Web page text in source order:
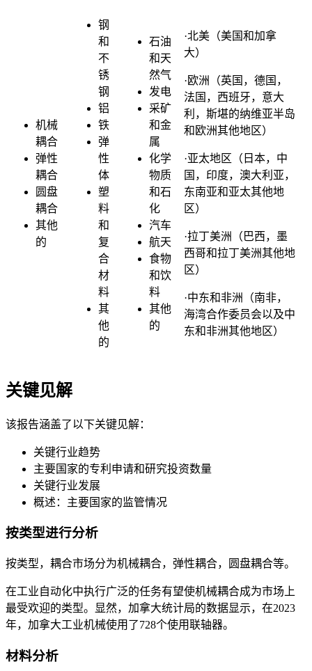
机械
耦合
弹性
耦合
圆盘
耦合
其他
的
钢
和
不
锈
钢
铝
铁
弹
性
体
塑
料
和
复
合
材
料
其
他
的
石油
和天
然气
发电
采矿
和金
属
化学
物质
和石
化
汽车
航天
食物
和饮
料
其他
的
·北美（美国和加拿
大）
·欧洲（英国，德国，
法国，西班牙，意大
利，斯堪的纳维亚半岛
和欧洲其他地区）
·亚太地区（日本，中
国，印度，澳大利亚，
东南亚和亚太其他地
区）
·拉丁美洲（巴西，墨
西哥和拉丁美洲其他地
区）
·中东和非洲（南非，
海湾合作委员会以及中
东和非洲其他地区）
关键见解
该报告涵盖了以下关键见解：
关键行业趋势
主要国家的专利申请和研究投资数量
关键行业发展
概述：主要国家的监管情况
按类型进行分析
按类型，耦合市场分为机械耦合，弹性耦合，圆盘耦合等。
在工业自动化中执行广泛的任务有望使机械耦合成为市场上
最受欢迎的类型。显然，加拿大统计局的数据显示，在2023
年，加拿大工业机械使用了728个使用联轴器。
材料分析